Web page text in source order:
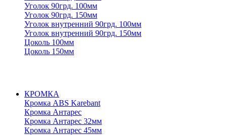
Уголок 90грд. 100мм
Уголок 90грд. 150мм
Уголок внутренний 90грд. 100мм
Уголок внутренний 90грд. 150мм
Цоколь 100мм
Цоколь 150мм
КРОМКА
Кромка ABS Karebant
Кромка Антарес
Кромка Антарес 32мм
Кромка Антарес 45мм